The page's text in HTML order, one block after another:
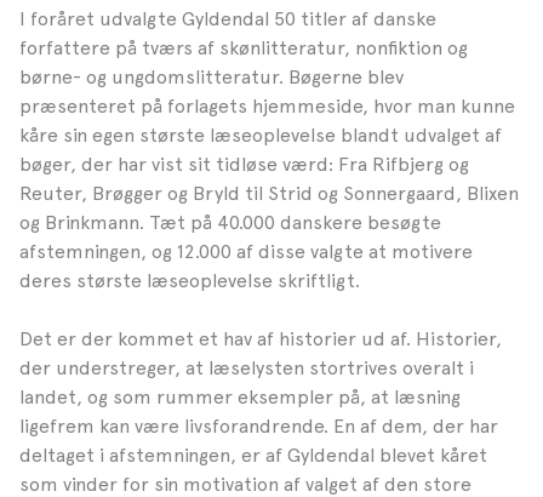
I foråret udvalgte Gyldendal 50 titler af danske
forfattere på tværs af skønlitteratur, nonfiktion og
børne- og ungdomslitteratur. Bøgerne blev
præsenteret på forlagets hjemmeside, hvor man kunne
kåre sin egen største læseoplevelse blandt udvalget af
bøger, der har vist sit tidløse værd: Fra Rifbjerg og
Reuter, Brøgger og Bryld til Strid og Sonnergaard, Blixen
og Brinkmann. Tæt på 40.000 danskere besøgte
afstemningen, og 12.000 af disse valgte at motivere
deres største læseoplevelse skriftligt.
Det er der kommet et hav af historier ud af. Historier,
der understreger, at læselysten stortrives overalt i
landet, og som rummer eksempler på, at læsning
ligefrem kan være livsforandrende. En af dem, der har
deltaget i afstemningen, er af Gyldendal blevet kåret
som vinder for sin motivation af valget af den store